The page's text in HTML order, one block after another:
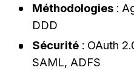
Méthodologies:
DDD
Sécurité: OAuth
SAML, ADFS